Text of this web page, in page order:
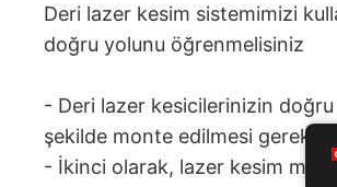
Deri lazer kesim sistemimizi
doğru yolunu öğrenmelisiniz
- Deri lazer kesicilerinizin
şekilde monte edilmesi gerekir.
- İkinci olarak, lazer kesim